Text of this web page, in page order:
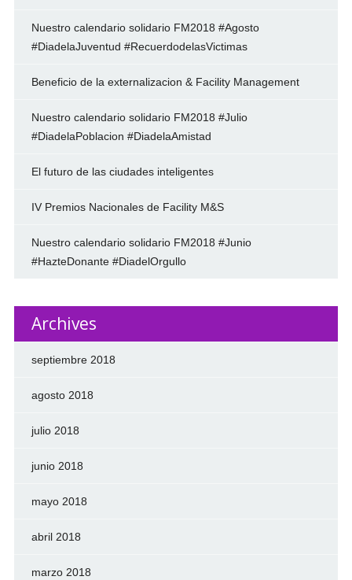
Nuestro calendario solidario FM2018 #Agosto
#DiadelaJuventud #RecuerdodelasVictimas
Beneficio de la externalizacion & Facility Management
Nuestro calendario solidario FM2018 #Julio
#DiadelaPoblacion #DiadelaAmistad
El futuro de las ciudades inteligentes
IV Premios Nacionales de Facility M&S
Nuestro calendario solidario FM2018 #Junio
#HazteDonante #DiadelOrgullo
Archives
septiembre 2018
agosto 2018
julio 2018
junio 2018
mayo 2018
abril 2018
marzo 2018